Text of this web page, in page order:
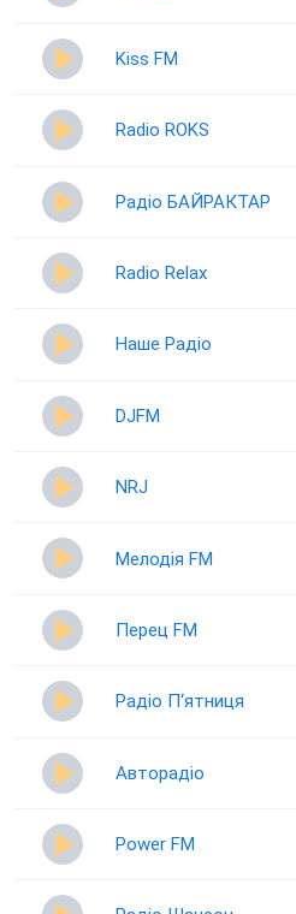
Kiss FM
Radio ROKS
Радіо БАЙРАКТАР
Radio Relax
Наше Радіо
DJFM
NRJ
Мелодія FM
Перец FM
Радіо П‘ятниця
Авторадіо
Power FM